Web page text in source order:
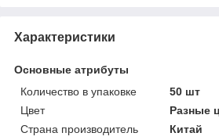
Характеристики
Основные атрибуты
Количество в упаковке
50 шт
Цвет
Разные
Страна производитель
Китай